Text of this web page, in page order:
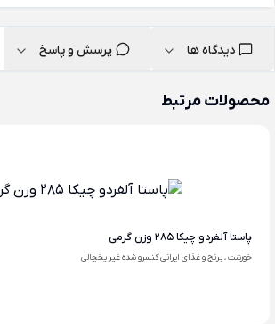
دیدگاه ها پرسش و پاسخ
محصولات مرتبط
پاستا آلفردو چیکا 285 وزن گرمی
خورشت ، برنج و غذای ایرانی کنسرو شده غیر یخچالی